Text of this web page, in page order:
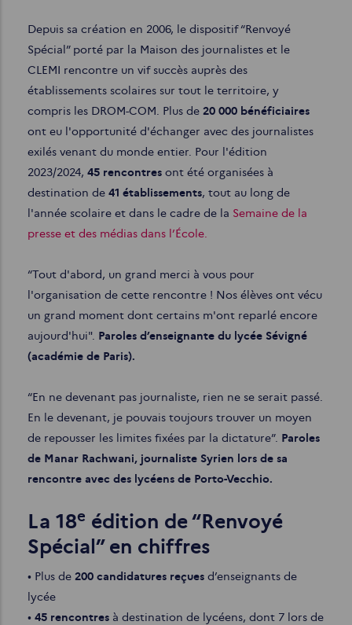
Depuis sa création en 2006, le dispositif “Renvoyé
Spécial” porté par la Maison des journalistes et le
CLEMI rencontre un vif succès auprès des
établissements scolaires sur tout le territoire, y
compris les DROM-COM. Plus de 20 000 bénéficiaires
ont eu l'opportunité d'échanger avec des journalistes
exilés venant du monde entier. Pour l'édition
2023/2024, 45 rencontres ont été organisées à
destination de 41 établissements, tout au long de
l'année scolaire et dans le cadre de la Semaine de la
presse et des médias dans l’École.
“Tout d'abord, un grand merci à vous pour
l'organisation de cette rencontre ! Nos élèves ont vécu
un grand moment dont certains m'ont reparlé encore
aujourd'hui". Paroles d’enseignante du lycée Sévigné
(académie de Paris).
“En ne devenant pas journaliste, rien ne se serait passé.
En le devenant, je pouvais toujours trouver un moyen
de repousser les limites fixées par la dictature”. Paroles
de Manar Rachwani, journaliste Syrien lors de sa
rencontre avec des lycéens de Porto-Vecchio.
La 18e édition de “Renvoyé
Spécial” en chiffres
• Plus de 200 candidatures reçues d’enseignants de
lycée
• 45 rencontres à destination de lycéens, dont 7 lors de